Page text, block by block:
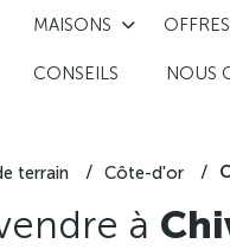
MAISONS OFFRES
CONSEILS NOUS
terrain Côte-d'or
à